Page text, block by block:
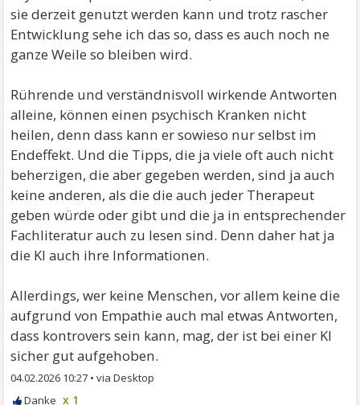
sie derzeit genutzt werden kann und trotz rascher
Entwicklung sehe ich das so, dass es auch noch ne
ganze Weile so bleiben wird.
Rührende und verständnisvoll wirkende Antworten
alleine, können einen psychisch Kranken nicht
heilen, denn dass kann er sowieso nur selbst im
Endeffekt. Und die Tipps, die ja viele oft auch nicht
beherzigen, die aber gegeben werden, sind ja auch
keine anderen, als die die auch jeder Therapeut
geben würde oder gibt und die ja in entsprechender
Fachliteratur auch zu lesen sind. Denn daher hat ja
die KI auch ihre Informationen.
Allerdings, wer keine Menschen, vor allem keine die
aufgrund von Empathie auch mal etwas Antworten,
dass kontrovers sein kann, mag, der ist bei einer KI
sicher gut aufgehoben.
04.02.2026 10:27 •
x 1